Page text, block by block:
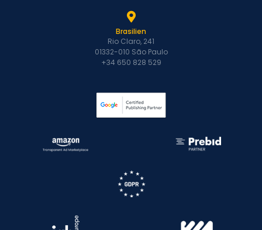
Brasilien
Rio Claro, 241
01332-010 São Paulo
+34 650 828 529